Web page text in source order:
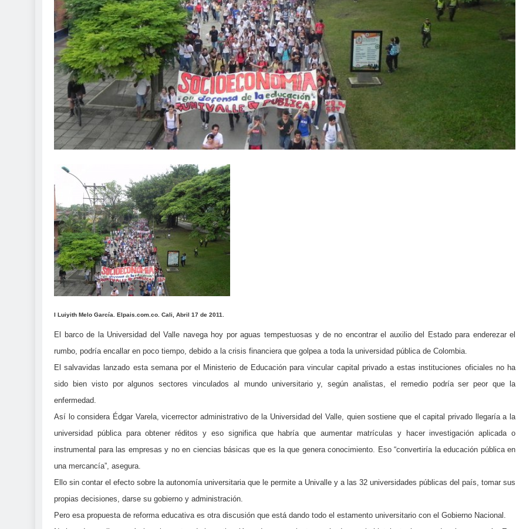
I Luiyith Melo García. Elpais.com.co. Cali, Abril 17 de 2011.
El barco de la Universidad del Valle navega hoy por aguas tempestuosas y de no encontrar el auxilio del Estado para enderezar el
rumbo, podría encallar en poco tiempo, debido a la crisis financiera que golpea a toda la universidad pública de Colombia.
El salvavidas lanzado esta semana por el Ministerio de Educación para vincular capital privado a estas instituciones oficiales no ha
sido bien visto por algunos sectores vinculados al mundo universitario y, según analistas, el remedio podría ser peor que la
enfermedad.
Así lo considera Édgar Varela, vicerrector administrativo de la Universidad del Valle, quien sostiene que el capital privado llegaría a la
universidad pública para obtener réditos y eso significa que habría que aumentar matrículas y hacer investigación aplicada o
instrumental para las empresas y no en ciencias básicas que es la que genera conocimiento. Eso “convertiría la educación pública en
una mercancía”, asegura.
Ello sin contar el efecto sobre la autonomía universitaria que le permite a Univalle y a las 32 universidades públicas del país, tomar sus
propias decisiones, darse su gobierno y administración.
Pero esa propuesta de reforma educativa es otra discusión que está dando todo el estamento universitario con el Gobierno Nacional.